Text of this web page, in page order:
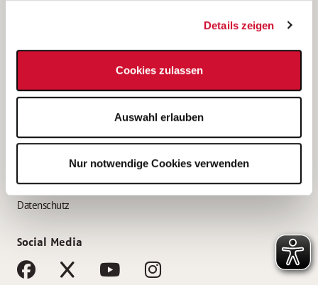
Details zeigen
Cookies zulassen
Auswahl erlauben
Nur notwendige Cookies verwenden
Bewerbung als Altenpflegehelfer*in
Bewerbung als Erzieher*in
AWO Gliederungen nach Bundesland
Impressum
Datenschutz
Social Media